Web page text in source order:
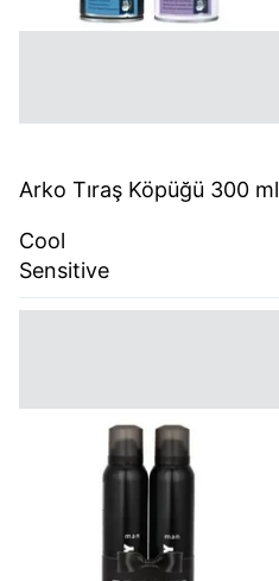
Arko Tıraş Köpüğü 300 ml
Cool
Sensitive